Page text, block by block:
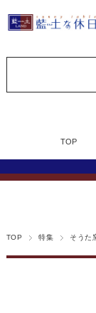
TOP
TOP 特集 そうた